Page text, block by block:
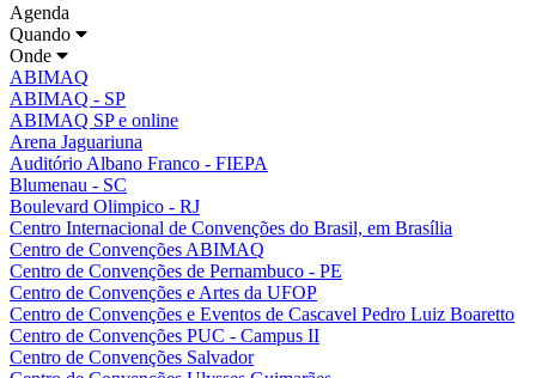
Agenda
Quando
Onde
ABIMAQ
ABIMAQ - SP
ABIMAQ SP e online
Arena Jaguariuna
Auditório Albano Franco - FIEPA
Blumenau - SC
Boulevard Olimpico - RJ
Centro Internacional de Convenções do Brasil, em Brasília
Centro de Convenções ABIMAQ
Centro de Convenções de Pernambuco - PE
Centro de Convenções e Artes da UFOP
Centro de Convenções e Eventos de Cascavel Pedro Luiz Boaretto
Centro de Convenções PUC - Campus II
Centro de Convenções Salvador